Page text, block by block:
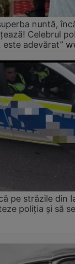
nuntă,
Celebrul
este adevărat”
pe străzile din
poliția și să